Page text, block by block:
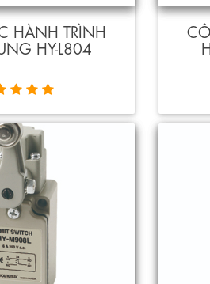
HÀNH TRÌNH
HY-L804